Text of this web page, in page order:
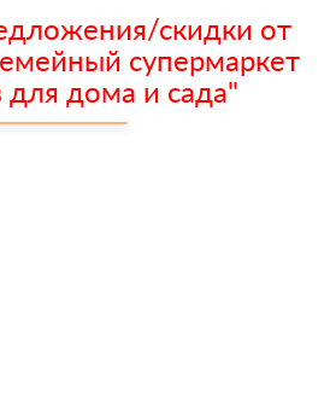
скидки от
супермаркет
для дома и сада"